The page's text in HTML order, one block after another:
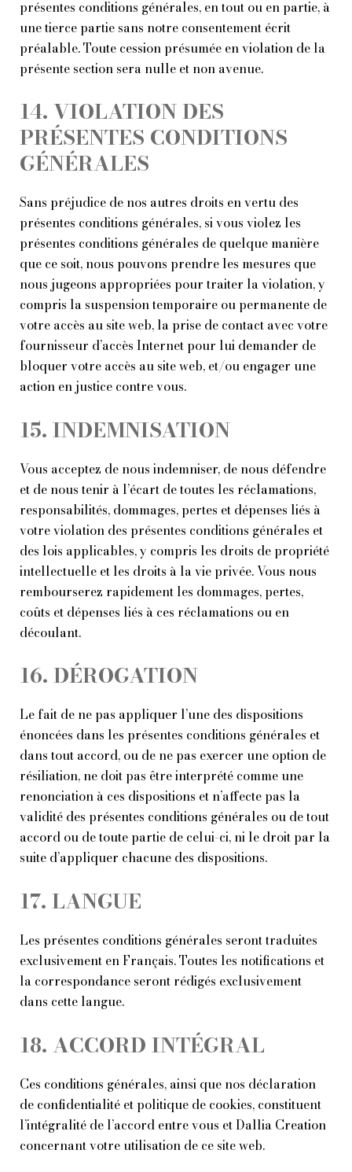
présentes conditions générales, en tout ou en partie, à
une tierce partie sans notre consentement écrit
préalable. Toute cession présumée en violation de la
présente section sera nulle et non avenue.
14. VIOLATION DES
PRÉSENTES CONDITIONS
GÉNÉRALES
Sans préjudice de nos autres droits en vertu des
présentes conditions générales, si vous violez les
présentes conditions générales de quelque manière
que ce soit, nous pouvons prendre les mesures que
nous jugeons appropriées pour traiter la violation, y
compris la suspension temporaire ou permanente de
votre accès au site web, la prise de contact avec votre
fournisseur d’accès Internet pour lui demander de
bloquer votre accès au site web, et/ou engager une
action en justice contre vous.
15. INDEMNISATION
Vous acceptez de nous indemniser, de nous défendre
et de nous tenir à l’écart de toutes les réclamations,
responsabilités, dommages, pertes et dépenses liés à
votre violation des présentes conditions générales et
des lois applicables, y compris les droits de propriété
intellectuelle et les droits à la vie privée. Vous nous
rembourserez rapidement les dommages, pertes,
coûts et dépenses liés à ces réclamations ou en
découlant.
16. DÉROGATION
Le fait de ne pas appliquer l’une des dispositions
énoncées dans les présentes conditions générales et
dans tout accord, ou de ne pas exercer une option de
résiliation, ne doit pas être interprété comme une
renonciation à ces dispositions et n’affecte pas la
validité des présentes conditions générales ou de tout
accord ou de toute partie de celui-ci, ni le droit par la
suite d’appliquer chacune des dispositions.
17. LANGUE
Les présentes conditions générales seront traduites
exclusivement en Français. Toutes les notifications et
la correspondance seront rédigés exclusivement
dans cette langue.
18. ACCORD INTÉGRAL
Ces conditions générales, ainsi que nos déclaration
de confidentialitéet politique de cookies, constituent
l’intégralité de l’accord entre vous et Dallia Creation
concernant votre utilisation de ce site web.